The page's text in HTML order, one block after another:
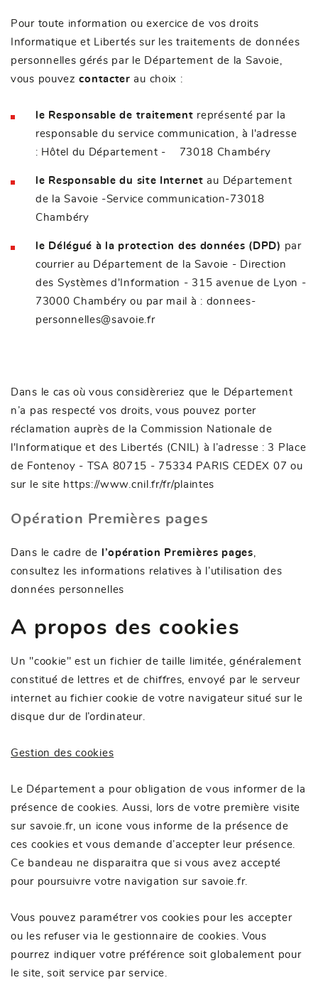
Pour toute information ou exercice de vos droits
Informatique et Libertés sur les traitements de données
personnelles gérés par le Département de la Savoie,
vous pouvezcontacter au choix :
le Responsable de traitement représenté par la
responsable du service communication, à l'adresse
: Hôtel du Département - 73018 Chambéry
le Responsable du site Internet au Département
de la Savoie -Service communication-73018
Chambéry
le Délégué à la protection des données (DPD) par
courrier au Département de la Savoie - Direction
des Systèmes d'Information - 315 avenue de Lyon -
73000 Chambéry ou par mail à : donnees-
personnelles@savoie.fr
Dans le cas où vous considèreriez que le Département
n’a pas respecté vos droits, vous pouvez porter
réclamation auprès de la Commission Nationale de
l'Informatique et des Libertés (CNIL) à l’adresse : 3 Place
de Fontenoy - TSA 80715 - 75334 PARIS CEDEX 07 ou
sur le site https://www.cnil.fr/fr/plaintes
Opération Premières pages
Dans le cadre de l’opération Premières pages
consultez les informations relatives à l’utilisation des
données personnelles
A propos des cookies
Un "cookie" est un fichier de taille limitée, généralement
constitué de lettres et de chiffres, envoyé par le serveur
internet au fichier cookie de votre navigateur situé sur le
disque dur de l’ordinateur.
Gestion des cookies
Le Département a pour obligation de vous informer de la
présence de cookies. Aussi, lors de votre première visite
sur savoie.fr, un icone vous informe de la présence de
ces cookies et vous demande d’accepter leur présence.
Ce bandeau ne disparaitra que si vous avez accepté
pour poursuivre votre navigation sur savoie.fr.
Vous pouvez paramétrer vos cookies pour les accepter
ou les refuser via
le gestionnaire de cookies . Vous
pourrez indiquer votre préférence soit globalement pour
le site, soit service par service.